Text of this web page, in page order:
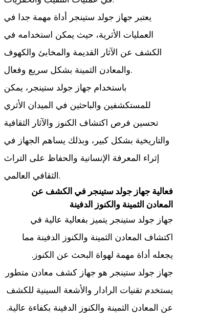
يعتبر جهاز جولد ستينجر أداة مهمة جدا في
العمليات الأثرية، حيث يمكن استخدامه في
الكشف عن الآثار القديمة والمخابئ والكهوف
والمعادن الثمينة بشكل سريع وفعال.
باستخدام جهاز جولد ستينجر، يمكن
للمستكشفين والباحثين في الميدان الأثري
تحسين فرص اكتشاف الكنوز والآثار الثقافية
والتاريخية بشكل كبير، وبذلك يساهم الجهاز في
إثراء المعرفة الإنسانية والحفاظ على التراث
الثقافي العالمي.
فعالية جهاز جولد ستينجر في الكشف عن
المعادن الثمينة والكنوز الدفينة
جهاز جولد ستينجر يتميز بفعالية عالية في
اكتشاف المعادن الثمينة والكنوز الدفينة مما
يجعله أداة مهمة لهواة البحث عن الكنوز.
جهاز جولد ستينجر هو جهاز كشف معادن متطور
يستخدم تقنيات الرادار والأشعة السينية للكشف
عن المعادن الثمينة والكنوز الدفينة بكفاءة عالية.